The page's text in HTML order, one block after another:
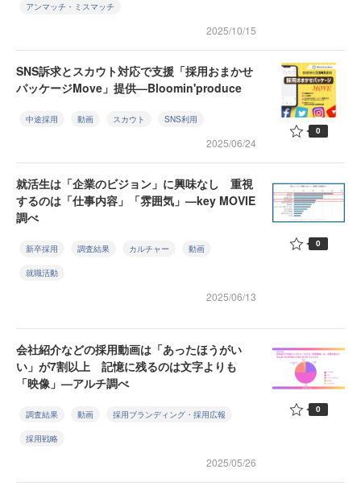
アンマッチ・ミスマッチ
2025/10/15
SNS訴求とスカウト対応で支援「採用おまかせ
パッケージMove」提供—Bloomin'produce
中途採用 動画 スカウト SNS利用
2025/06/24
0
就活生は「企業のビジョン」に興味なし 重視
するのは「仕事内容」「雰囲気」—key MOVIE
調べ
新卒採用 調査結果 カルチャー 動画
就職活動
2025/06/13
0
会社紹介などの採用動画は「あったほうがい
い」が7割以上 記憶に残るのは文字よりも
「映像」—アルチ調べ
調査結果 動画 採用ブランディング・採用広報
採用戦略
2025/05/26
0